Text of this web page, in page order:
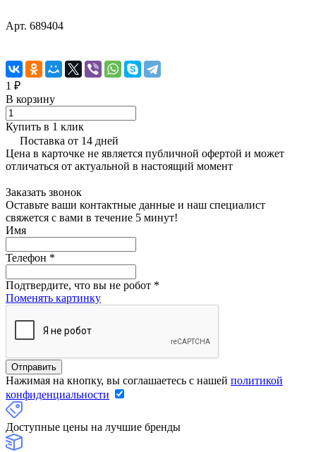
Арт. 689404
1 ₽
В корзину
Купить в 1 клик
Поставка от 14 дней
Цена в карточке не является публичной офертой и может
отличаться от актуальной в настоящий момент
Заказать звонок
Оставьте ваши контактные данные и наш специалист
свяжется с вами в течение 5 минут!
Имя
Телефон *
Подтвердите, что вы не робот *
Поменять картинку
Нажимая на кнопку, вы соглашаетесь с нашей политикой
конфиденциальности
Доступные цены на лучшие бренды